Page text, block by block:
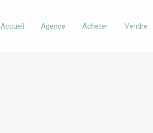
Accueil Agence Acheter Vendre